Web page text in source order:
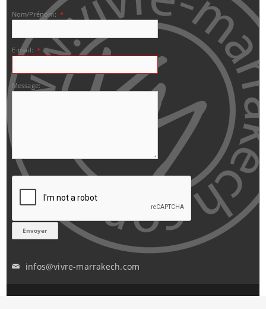
Nom/Prénom: *
E-mail: *
Message:
✉ infos@vivre-marrakech.com